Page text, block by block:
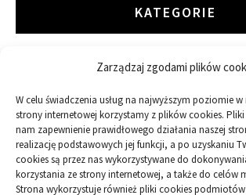
Zarządzaj zgodami plików
W celu świadczenia usług na najwyższym poziomie
strony internetowej korzystamy z plików cookies.
nam zapewnienie prawidłowego działania naszej
realizację podstawowych jej funkcji, a po uzyskaniu
cookies są przez nas wykorzystywane do
korzystania ze strony internetowej, a także do celów
Strona wykorzystuje również pliki cookies
KATEGORIE
ARTYKUŁ SPONSOROWANY
Budowa
Dom
Ogród